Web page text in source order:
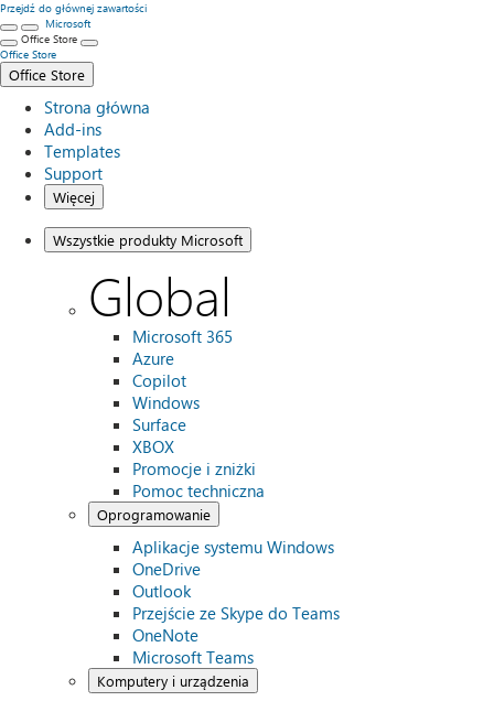
Przejdź do głównej zawartości
Microsoft
Office Store
Office Store
Office Store
Strona główna
Add-ins
Templates
Support
Więcej
Wszystkie produkty Microsoft
Global
Microsoft 365
Azure
Copilot
Windows
Surface
XBOX
Promocje i zniżki
Pomoc techniczna
Oprogramowanie
Aplikacje systemu Windows
OneDrive
Outlook
Przejście ze Skype do Teams
OneNote
Microsoft Teams
Komputery i urządzenia